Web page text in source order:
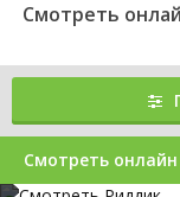
Смотреть
Смотреть онлайн